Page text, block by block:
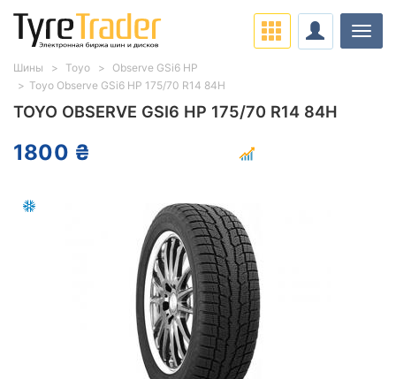
TOYO OBSERVE GSI6 HP 175/70 R14 84H
1800 ₴
Шины Toyo
Observe GSi6 HP
Toyo Observe GSi6 HP 175/70 R14 84H